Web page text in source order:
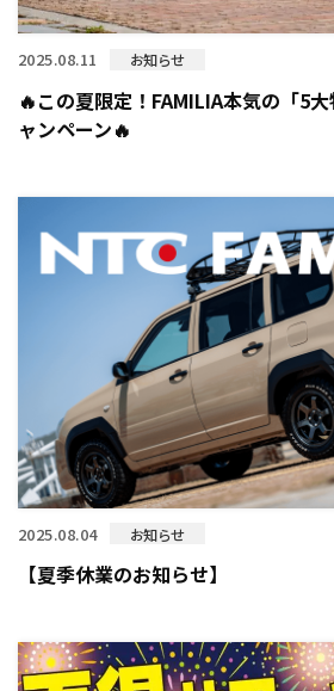
2025.08.11 お知らせ
🔥この夏限定！FAMILIA本気の「5
ャンペーン🔥
2025.08.04 お知らせ
【夏季休業のお知らせ】